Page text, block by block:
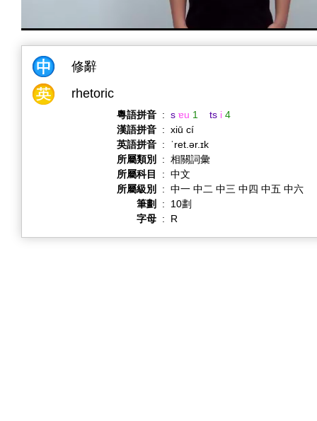
修辭
rhetoric
粵語拼音 : s ɐu 1 ts i 4
漢語拼音 : xiū cí
英語拼音 :
ˈret.ər.ɪk
所屬類別
: 相關詞彙
所屬科目
: 中文
所屬級別
: 中一 中二 中三 中四 中五 中六
筆劃
:
10劃
字母 : R